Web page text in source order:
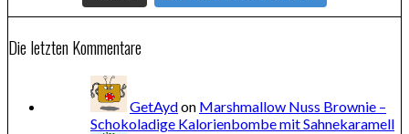
Die letzten Kommentare
GetAydon Marshmallow Nuss Brownie –
Schokoladige Kalorienbombe mit Sahnekaramell